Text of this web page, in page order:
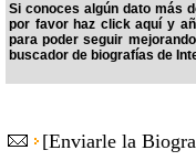
Si conoces algún dato más
por favor haz click aquí y
para poder seguir
buscador de biografías de
[Enviarle la